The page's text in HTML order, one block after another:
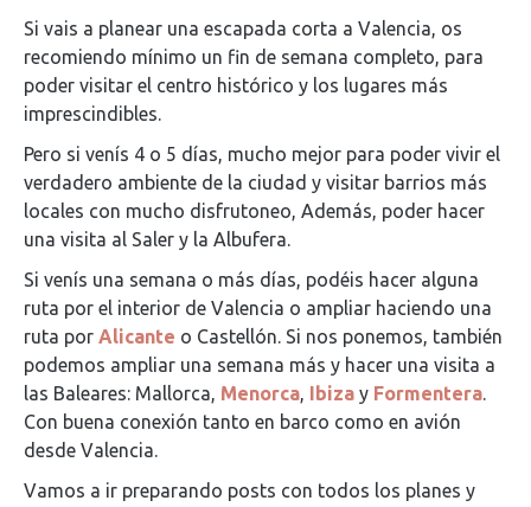
Si vais a planear una escapada corta a Valencia, os
recomiendo mínimo un fin de semana completo, para
poder visitar el centro histórico y los lugares más
imprescindibles.
Pero si venís 4 o 5 días, mucho mejor para poder vivir el
verdadero ambiente de la ciudad y visitar barrios más
locales con mucho disfrutoneo, Además, poder hacer
una visita al Saler y la Albufera.
Si venís una semana o más días, podéis hacer alguna
ruta por el interior de Valencia o ampliar haciendo una
ruta por Alicante o Castellón. Si nos ponemos, también
podemos ampliar una semana más y hacer una visita a
las Baleares: Mallorca, Menorca, Ibiza y Formentera.
Con buena conexión tanto en barco como en avión
desde Valencia.
Vamos a ir preparando posts con todos los planes y